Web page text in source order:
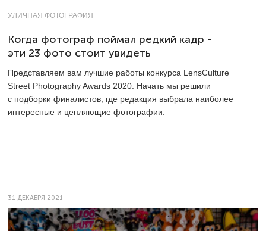
УЛИЧНАЯ ФОТОГРАФИЯ
Когда фотограф поймал редкий кадр -
эти 23 фото стоит увидеть
Представляем вам лучшие работы конкурса LensCulture
Street Photography Awards 2020. Начать мы решили
с подборки финалистов, где редакция выбрала наиболее
интересные и цепляющие фотографии.
31 ДЕКАБРЯ 2021